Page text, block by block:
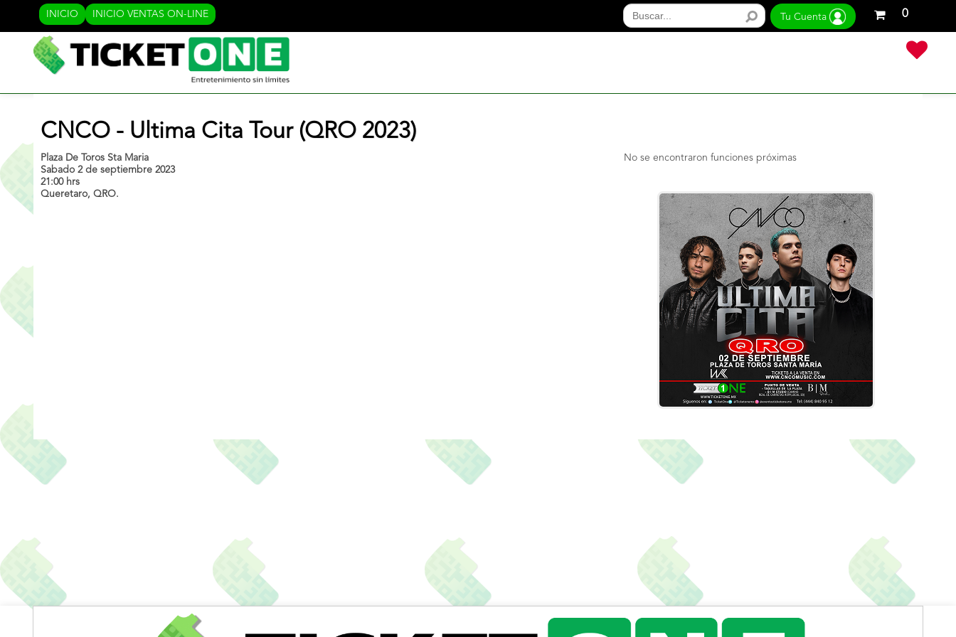
INICIO INICIO VENTAS ON-LINE
Tu
de
compras
0
Tu Cuenta
CNCO - Ultima Cita Tour (QRO 2023)
No se encontraron funciones próximas
Plaza De Toros Sta Maria
Sabado 2 de septiembre 2023
21:00 hrs
Queretaro, QRO.